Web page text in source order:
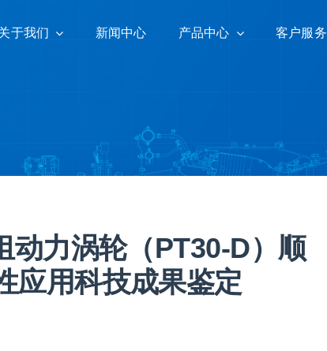
于我们 新闻中心 产品中心 客户服务
于我们 新闻中心 产品中心 客户服务
动力涡轮（PT30-D）顺
应用科技成果鉴定